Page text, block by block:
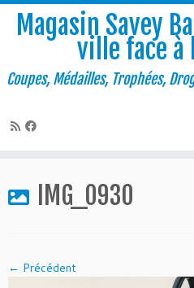
contenu
Magasin Savey
ville face à
Coupes, Médailles, Trophées,
IMG_0930
← Précédent